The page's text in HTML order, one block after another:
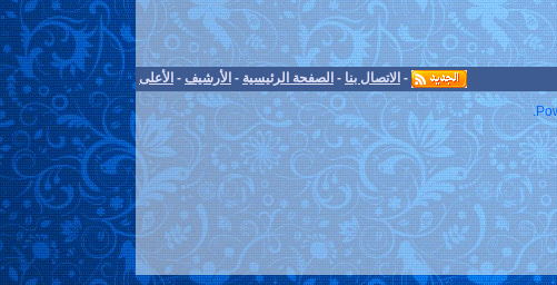
- الاتصال بنا - الصفحة الرئيسية - الأرشيف - الأعلى